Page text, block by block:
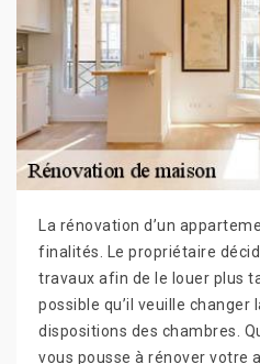
La rénovation d’un
finalités. Le propriétaire
travaux afin de le louer plus
possible qu’il veuille changer
dispositions des chambres.
vous pousse à rénover votre